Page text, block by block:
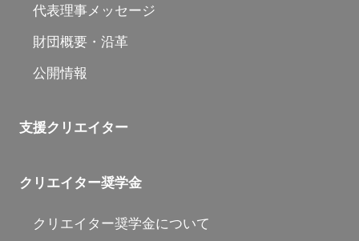
代表理事メッセージ
財団概要・沿革
公開情報
支援クリエイター
クリエイター奨学金
クリエイター奨学金について